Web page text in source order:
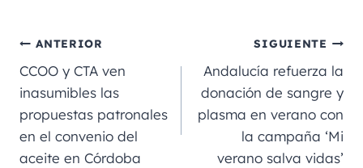
e
b
o
o
k
l
m
er
A
p
a
rt
ir
ANTERIOR
CCOO y CTA ven
inasumibles las
propuestas patronales
en el convenio del
aceite en Córdoba
SIGUIENTE
Andalucía refuerza la
donación de sangre y
plasma en verano con
la campaña ‘Mi
verano salva vidas’